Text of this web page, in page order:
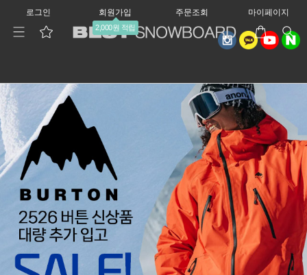
로그인 회원가입
2,000원 적립
주문조회 마이페이지